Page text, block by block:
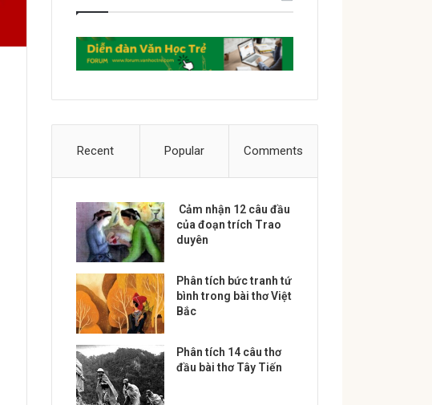
Recent Popular Comments
Cảm nhận 12 câu đầu
của đoạn trích Trao
duyên
Phân tích bức tranh tứ
bình trong bài thơ Việt
Bắc
Phân tích 14 câu thơ
đầu bài thơ Tây Tiến